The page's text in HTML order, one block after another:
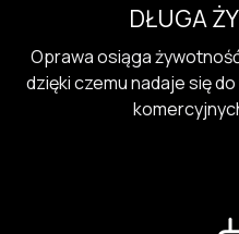
DŁUGA
Oprawa osiąga
dzięki czemu nadaje się